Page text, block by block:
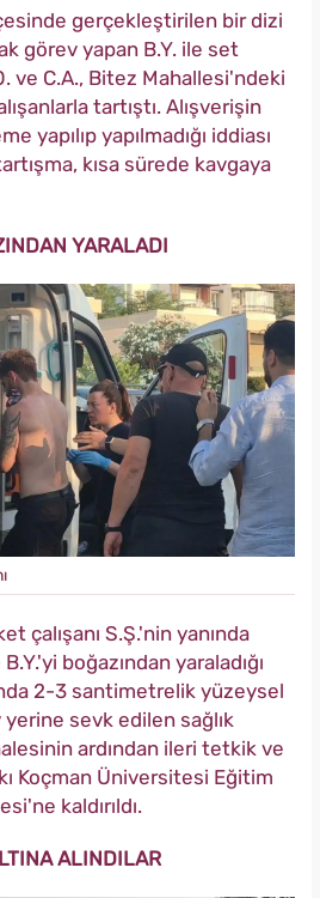
gerçekleştirilen bir dizi
görev yapan B.Y. ile set
ve C.A., Bitez Mahallesi'ndeki
tartıştı. Alışverişin
yapılıp yapılmadığı iddiası
kısa sürede kavgaya
YARALADI
çalışanı S.Ş.'nin yanında
boğazından yaraladığı
2-3 santimetrelik yüzeysel
yerine sevk edilen sağlık
ardından ileri tetkik ve
Koçman Üniversitesi Eğitim
kaldırıldı.
ALINDILAR